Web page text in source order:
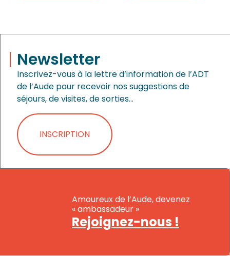
Newsletter
Inscrivez-vous à la lettre d’information de l’ADT
de l’Aude pour recevoir nos suggestions de
séjours, de visites, de sorties…
INSCRIPTION
Amoureux de l’Aude, devenez
« ambassadeur »
Rejoignez-nous !